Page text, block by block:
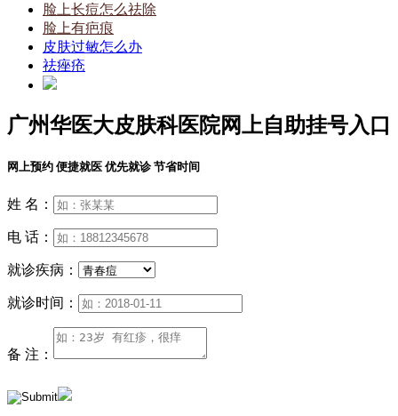
脸上长痘怎么祛除
脸上有疤痕
皮肤过敏怎么办
祛痤疮
广州华医大皮肤科医院网上自助挂号入口
网上预约 便捷就医 优先就诊 节省时间
姓 名：
电 话：
就诊疾病：
就诊时间：
备 注：